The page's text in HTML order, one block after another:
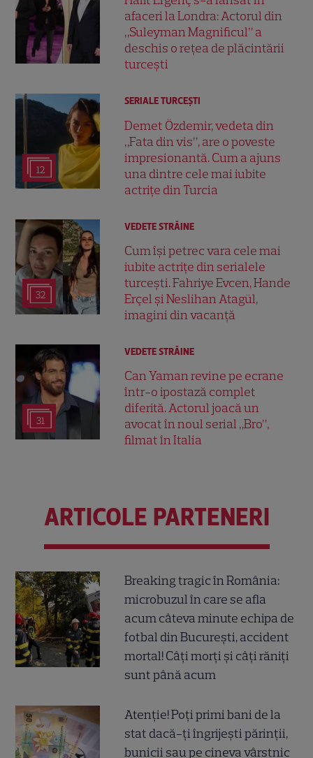
afaceri la Londra: Actorul din
„Suleyman Magnificul” a
deschis o rețea de plăcintării
turcești
12
SERIALE TURCEŞTI
Demet Özdemir, vedeta din
„Fata din vis”, are o poveste
impresionantă. Cum a ajuns
una dintre cele mai iubite
actrițe din Turcia
32
VEDETE STRĂINE
Cum își petrec vara cele mai
iubite actrițe din serialele
turcești. Fahriye Evcen, Hande
Erçel și Neslihan Atagül,
imagini din vacanță
31
VEDETE STRĂINE
Can Yaman revine pe ecrane
într-o ipostază complet
diferită. Actorul joacă un
avocat în noul serial „Bro”,
filmat în Italia
ARTICOLE PARTENERI
Breaking tragic în România:
microbuzul în care se afla
acum câteva minute echipa de
fotbal din București, accident
mortal! Câți morți și câți răniți
sunt până acum
Atenție! Poți primi bani de la
stat dacă-ți îngrijești părinții,
bunicii sau pe cineva vârstnic